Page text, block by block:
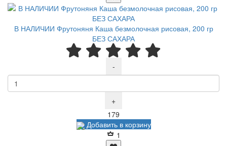
В НАЛИЧИИ Фрутоняня Каша безмолочная рисовая, 200 гр
БЕЗ САХАРА
-
+
179
Добавить в корзину
1